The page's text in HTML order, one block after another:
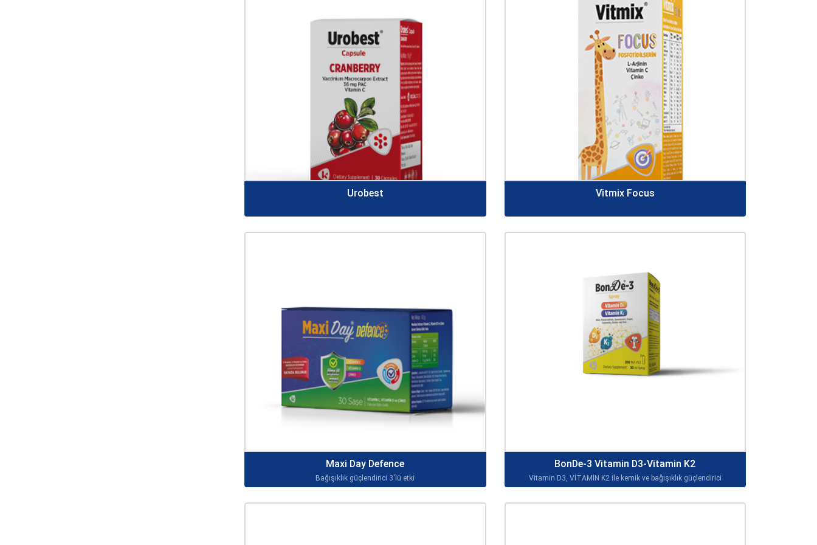
Urobest Vitmix Focus
Maxi Day Defence
Bağışıklık güçlendirici 3'lü etki
BonDe-3 Vitamin D3-Vitamin K2
Vitamin D3, VİTAMİN K2 ile kemik ve bağışıklık güçlendirici